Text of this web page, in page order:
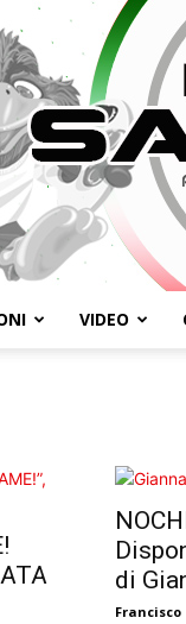
VIDEO
di
Francisco